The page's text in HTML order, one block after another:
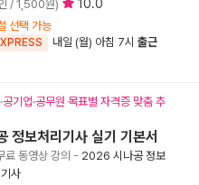
/ 1,500원) 10.0
선택 가능
내일 (월) 아침 7시 출근
기업·공무원 목표별 자격증 맞춤 추
보처리기사 실기 기본서
동영상 강의 - 2026 시나공 정보
사